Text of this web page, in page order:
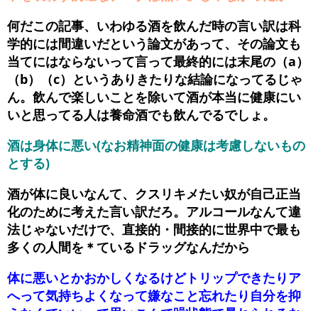
何だこの記事、いわゆる酒を飲んだ時の言い訳は科
学的には間違いだという論文があって、その論文も
当てにはならないって言って最終的には末尾の（a）
（b）（c）というありきたりな結論になってるじゃ
ん。飲んで楽しいことを除いて酒が本当に健康にい
いと思ってる人は養命酒でも飲んでるでしょ。
酒は身体に悪い(なお精神面の健康は考慮しないもの
とする)
酒が体に良いなんて、クスリキメたい奴が自己正当
化のために考えた言い訳だろ。アルコールなんて違
法じゃないだけで、直接的・間接的に世界中で最も
多くの人間を＊ているドラッグなんだから
体に悪いとかおかしくなるけどトリップできたりア
へって気持ちよくなって嫌なこと忘れたり自分を抑